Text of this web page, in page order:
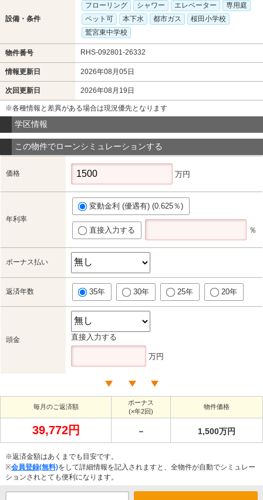
設備・条件
フローリング シャワー エレベーター
専用庭
ペット可
本下水 都市ガス
桜田小学校
鷲宮東中学校
物件番号 RHS-092801-26332
情報更新日 2026年08月05日
次回更新日 2026年08月19日
※各種情報と差異がある場合は現況優先となります
学区情報
この物件でローンシミュレーションする
価格 万円
年利率
変動金利 (優遇有) (0.625％)
直接入力する ％
ボーナス払い
返済年数 35年 30年 25年 20年
頭金 直接入力する
万円
毎月のご返済額
ボーナス
(×年2回)
物件価格
39,772円 － 1,500万円
※返済金額はあくまでも目安です。
※会員登録(無料)をして詳細情報を記入されますと、全物件が自動でシミュレー
ションされとても便利になります。